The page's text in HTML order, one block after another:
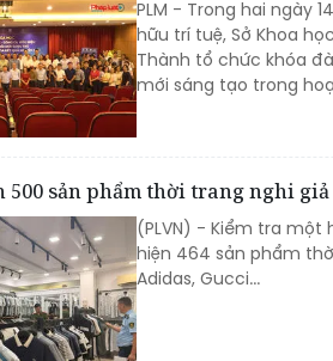
PLM - Trong hai ngày
hữu trí tuệ, Sở Khoa
Thành tổ chức khóa
mới sáng tạo trong
500 sản phẩm thời trang nghi
(PLVN) - Kiểm tra một
hiện 464 sản phẩm
Adidas, Gucci...